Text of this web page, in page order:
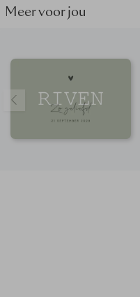
graag!
Meer voor jou